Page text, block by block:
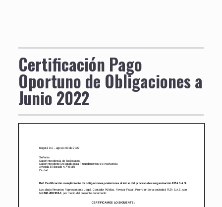
Certificación Pago
Oportuno de Obligaciones a
Junio 2022